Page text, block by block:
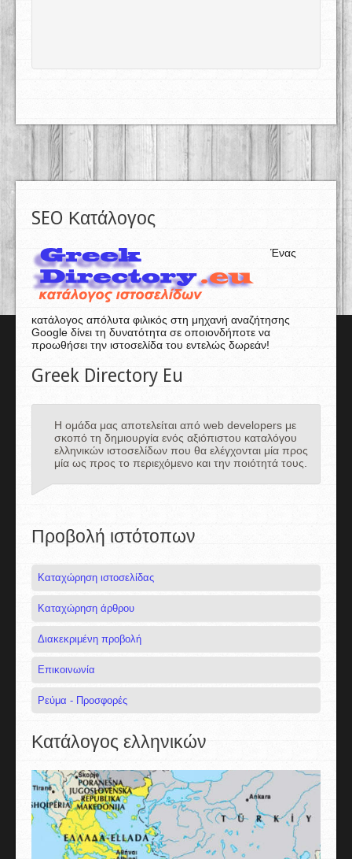
SEO Κατάλογος
Ένας
κατάλογος απόλυτα φιλικός στη μηχανή αναζήτησης
Google δίνει τη δυνατότητα σε οποιονδήποτε να
προωθήσει την ιστοσελίδα του εντελώς δωρεάν!
Greek Directory Eu
Η ομάδα μας αποτελείται από web developers με
σκοπό τη δημιουργία ενός αξιόπιστου καταλόγου
ελληνικών ιστοσελίδων που θα ελέγχονται μία προς
μία ως προς το περιεχόμενο και την ποιότητά τους.
Προβολή ιστότοπων
Καταχώρηση ιστοσελίδας
Καταχώρηση άρθρου
Διακεκριμένη προβολή
Επικοινωνία
Ρεύμα - Προσφορές
Κατάλογος ελληνικών